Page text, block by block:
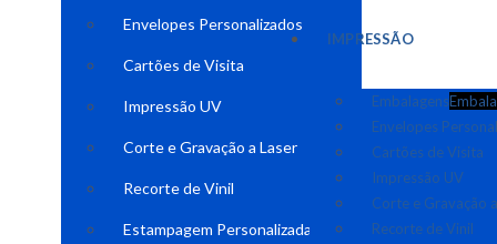
Envelopes Personalizados
Cartões de Visita
Impressão UV
Corte e Gravação a Laser
Recorte de Vinil
Estampagem Personalizada
IMPRESSÃO
Embalagens
Envelopes
Cartões de Visita
Impressão UV
Corte e Gravação
Recorte de Vinil